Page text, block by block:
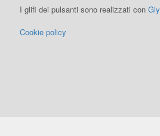
I glifi dei pulsanti sono realizzati con
Cookie policy